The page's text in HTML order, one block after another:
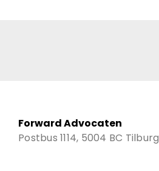
Forward Advocaten
Postbus 1114, 5004 BC Tilburg